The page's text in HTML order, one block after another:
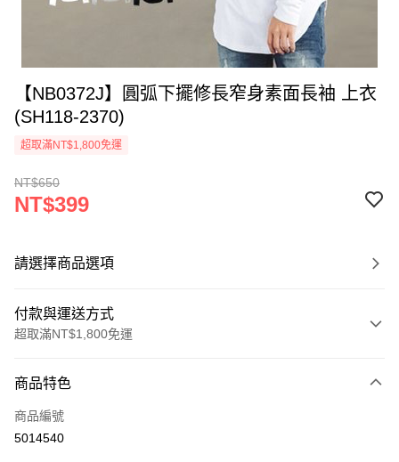
【NB0372J】圓弧下擺修長窄身素面長袖 上衣
(SH118-2370)
超取滿NT$1,800免運
NT$650
NT$399
請選擇商品選項
付款與運送方式
超取滿NT$1,800免運
信用卡一次付款
超商取貨付款
商品特色
商品編號
5014540